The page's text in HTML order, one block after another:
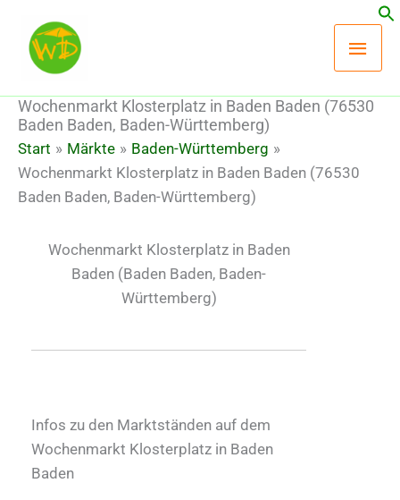
Inhalt
springen
Wochenmarkt Klosterplatz in Baden Baden (76530
Baden Baden, Baden-Württemberg)
Start Märkte
Baden-Württemberg
Wochenmarkt Klosterplatz in Baden Baden (76530
Baden Baden, Baden-Württemberg)
Wochenmarkt Klosterplatz in Baden
Baden (Baden Baden, Baden-
Württemberg)
Infos zu den Marktständen auf dem
Wochenmarkt Klosterplatz in Baden
Baden